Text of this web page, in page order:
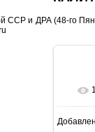
ССР и ДРА (48-го